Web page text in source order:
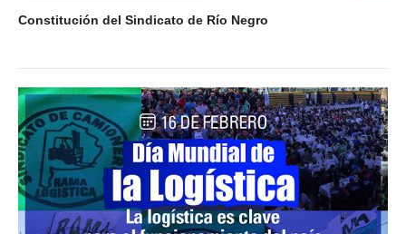
Constitución del Sindicato de Río Negro